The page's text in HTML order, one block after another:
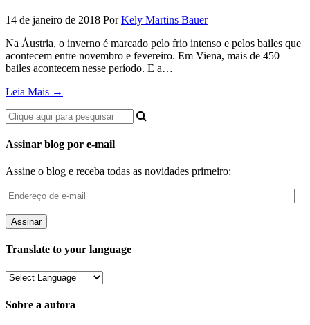
14 de janeiro de 2018 Por Kely Martins Bauer
Na Áustria, o inverno é marcado pelo frio intenso e pelos bailes que
acontecem entre novembro e fevereiro. Em Viena, mais de 450
bailes acontecem nesse período. E a…
Leia Mais →
Assinar blog por e-mail
Assine o blog e receba todas as novidades primeiro:
Endereço
de
e-
mail
Translate to your language
Sobre a autora